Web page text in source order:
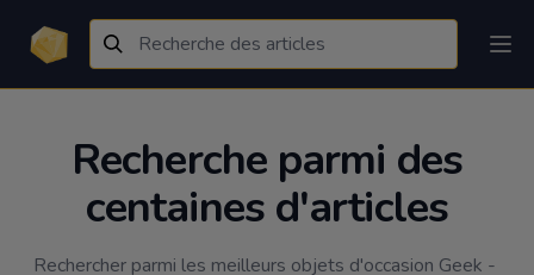
Recherche parmi des
centaines d'articles
Rechercher parmi les meilleurs objets d'occasion Geek -